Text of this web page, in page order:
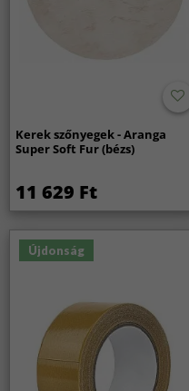
Kerek szőnyegek - Aranga
Super Soft Fur (bézs)
11 629 Ft
Újdonság